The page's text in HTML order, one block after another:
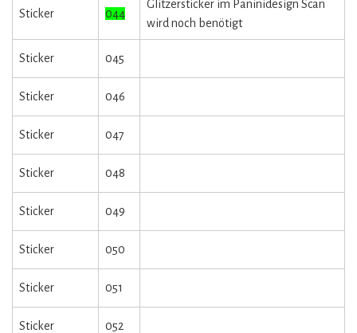
Sticker 044
Glitzersticker im Paninidesign Scan
wird noch benötigt
Sticker 045
Sticker 046
Sticker 047
Sticker 048
Sticker 049
Sticker 050
Sticker 051
Sticker 052